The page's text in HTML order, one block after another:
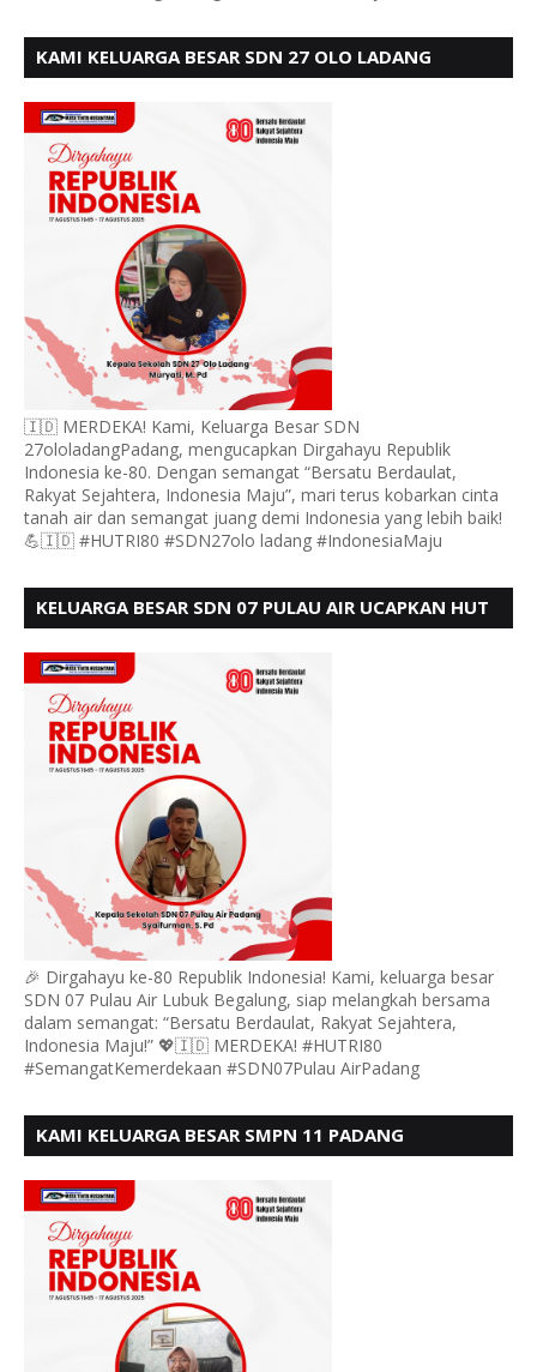
KAMI KELUARGA BESAR SDN 27 OLO LADANG
🇮🇩 MERDEKA! Kami, Keluarga Besar SDN
27ololadangPadang, mengucapkan Dirgahayu Republik
Indonesia ke-80. Dengan semangat “Bersatu Berdaulat,
Rakyat Sejahtera, Indonesia Maju”, mari terus kobarkan cinta
tanah air dan semangat juang demi Indonesia yang lebih baik!
💪🇮🇩 #HUTRI80 #SDN27olo ladang #IndonesiaMaju
KELUARGA BESAR SDN 07 PULAU AIR UCAPKAN HUT
🎉 Dirgahayu ke-80 Republik Indonesia! Kami, keluarga besar
SDN 07 Pulau Air Lubuk Begalung, siap melangkah bersama
dalam semangat: “Bersatu Berdaulat, Rakyat Sejahtera,
Indonesia Maju!” 💖🇮🇩 MERDEKA! #HUTRI80
#SemangatKemerdekaan #SDN07Pulau AirPadang
KAMI KELUARGA BESAR SMPN 11 PADANG
BERDAULAT